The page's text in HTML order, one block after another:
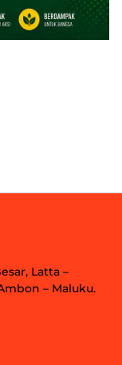
Latta –
– Maluku.